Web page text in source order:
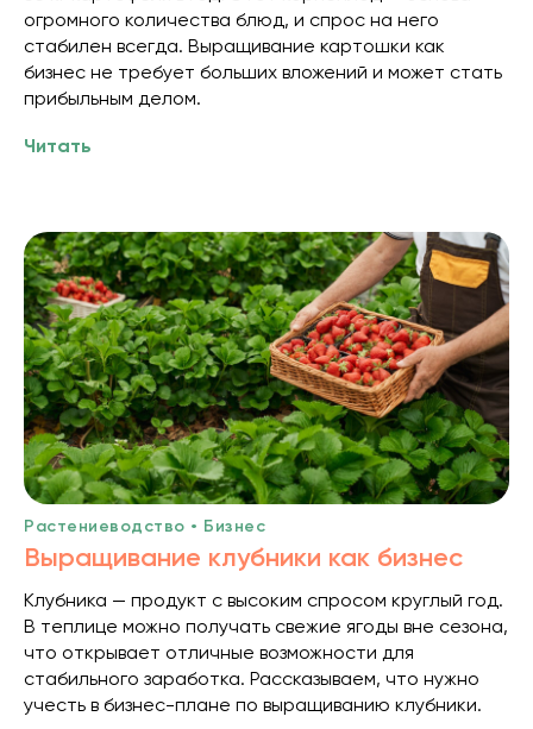
огромного количества блюд, и спрос на него
стабилен всегда. Выращивание картошки как
бизнес не требует больших вложений и может стать
прибыльным делом.
Читать
Растениеводство • Бизнес
Выращивание клубники как бизнес
Клубника — продукт с высоким спросом круглый год.
В теплице можно получать свежие ягоды вне сезона,
что открывает отличные возможности для
стабильного заработка. Рассказываем, что нужно
учесть в бизнес-плане по выращиванию клубники.